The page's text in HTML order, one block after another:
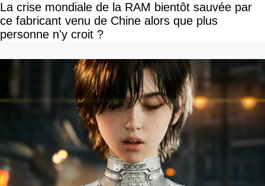
La crise mondiale de la RAM bientôt sauvée par
ce fabricant venu de Chine alors que plus
personne n'y croit ?